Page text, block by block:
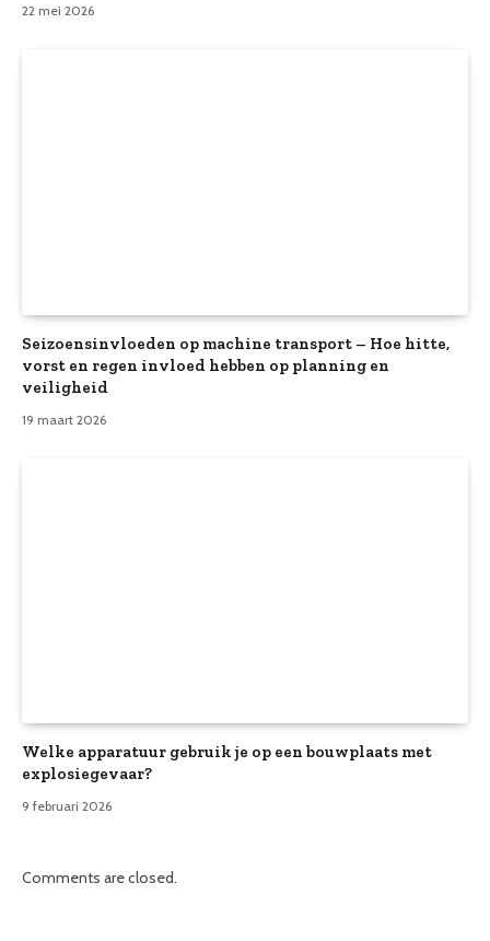
22 mei 2026
Seizoensinvloeden op machine transport – Hoe hitte,
vorst en regen invloed hebben op planning en
veiligheid
19 maart 2026
Welke apparatuur gebruik je op een bouwplaats met
explosiegevaar?
9 februari 2026
Comments are closed.